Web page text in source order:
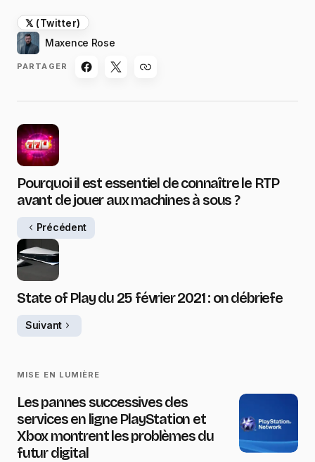
𝕏 (Twitter)
Maxence Rose
PARTAGER
Pourquoi il est essentiel de connaître le RTP
avant de jouer aux machines à sous ?
Précédent
State of Play du 25 février 2021 : on débriefe
Suivant
MISE EN LUMIÈRE
Les pannes successives des
services en ligne PlayStation et
Xbox montrent les problèmes du
futur digital